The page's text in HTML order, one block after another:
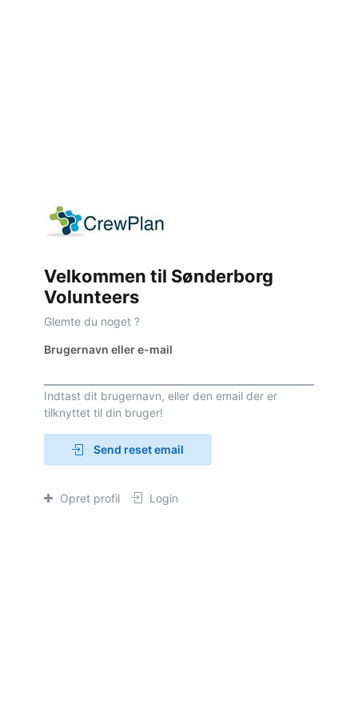
Velkommen til Sønderborg
Volunteers
Glemte du noget ?
Brugernavn eller e-mail
Indtast dit brugernavn, eller den email der er
tilknyttet til din bruger!
Send reset email
Opret profil Login